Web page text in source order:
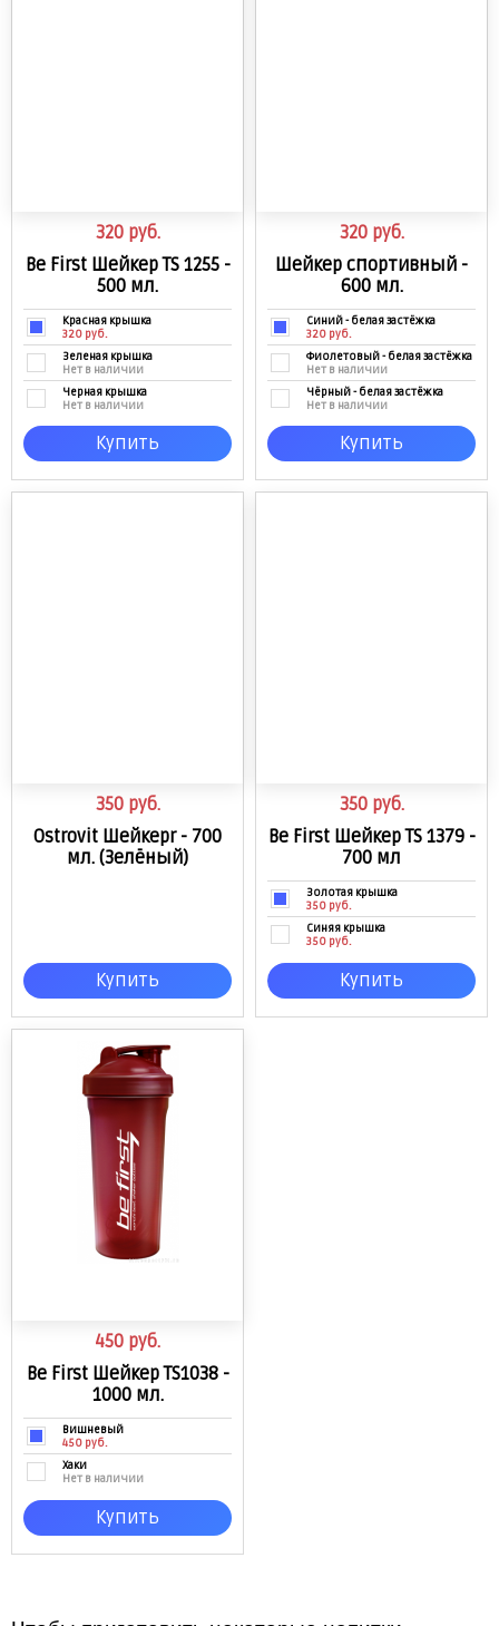
320 руб.
Be First Шейкер TS 1255 -
500 мл.
Красная крышка
320 руб.
Зеленая крышка
Нет в наличии
Черная крышка
Нет в наличии
Купить
320 руб.
Шейкер спортивный -
600 мл.
Синий - белая застёжка
320 руб.
Фиолетовый - белая застёжка
Нет в наличии
Чёрный - белая застёжка
Нет в наличии
Зелёный - белая застёжка
Нет в наличии
Розовый - белая застёжка
Нет в наличии
Купить
350 руб.
Ostrovit Шейкерr - 700
мл. (Зелёный)
Купить
350 руб.
Be First Шейкер TS 1379 -
700 мл
Золотая крышка
350 руб.
Синяя крышка
350 руб.
Купить
450 руб.
Be First Шейкер TS1038 -
1000 мл.
Вишневый
450 руб.
Хаки
Нет в наличии
Купить